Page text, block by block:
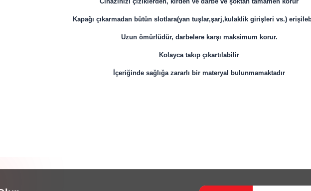
Kapağı çıkarmadan bütün slotlara(yan tuşlar,şarj,kulaklik girişleri vs.)
Uzun ömürlüdür, darbelere karşı maksimum korur.
Kolayca takıp çıkartılabilir
İçeriğinde sağlığa zararlı bir materyal bulunmamaktadır